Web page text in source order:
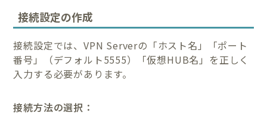
接続設定の作成
接続設定では、VPN Serverの「ホスト名」「ポート
番号」（デフォルト5555）「仮想HUB名」を正しく
入力する必要があります。
接続方法の選択：